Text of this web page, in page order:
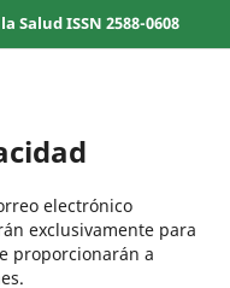
Salud ISSN 2588-0608
electrónico
exclusivamente para
proporcionarán a